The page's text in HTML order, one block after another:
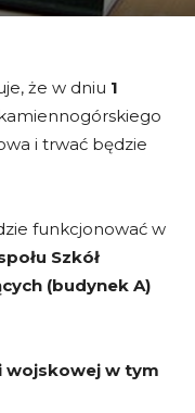
że w dniu 1
i trwać będzie
funkcjonować w
Szkół
(budynek A)
wojskowej w tym